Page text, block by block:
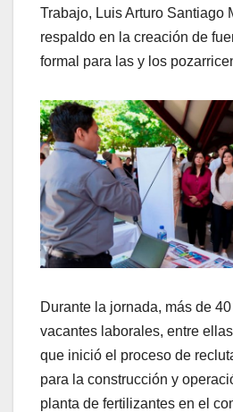
Trabajo, Luis Arturo Santiago
respaldo en la creación de
formal para las y los
Durante la jornada, más de
vacantes laborales, entre
que inició el proceso de
para la construcción y
planta de fertilizantes en el